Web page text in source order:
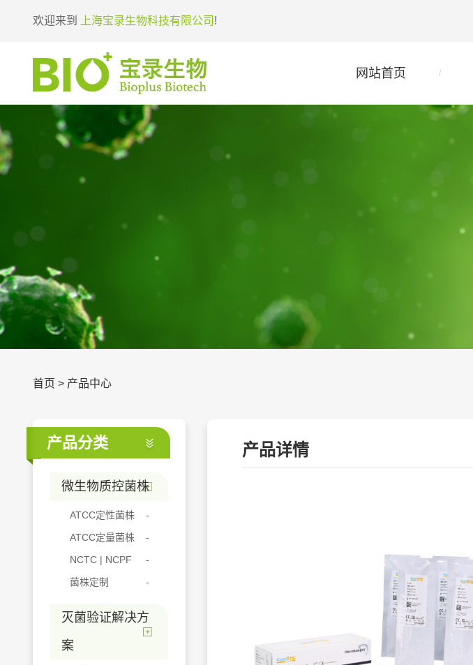
欢迎来到 上海宝录生物科技有限公司 !
网站首页
首页 > 产品中心
产品分类
微生物质控菌株
ATCC定性菌株
ATCC定量菌株
NCTC | NCPF
菌株定制
灭菌验证解决方
案
产品详情